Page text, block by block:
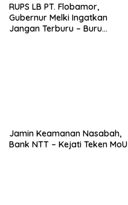
RUPS LB PT. Flobamor,
Gubernur Melki Ingatkan
Jangan Terburu – Buru
Jamin Keamanan Nasabah,
Bank NTT – Kejati Teken MoU